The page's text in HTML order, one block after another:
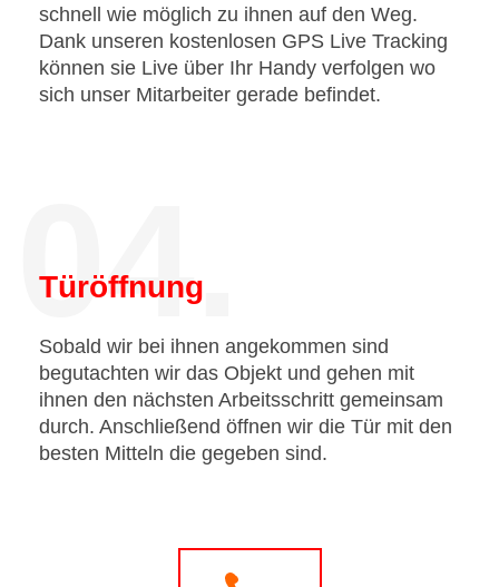
schnell wie möglich zu ihnen auf den Weg.
Dank unseren kostenlosen GPS Live Tracking
können sie Live über Ihr Handy verfolgen wo
sich unser Mitarbeiter gerade befindet.
04.
Türöffnung
Sobald wir bei ihnen angekommen sind
begutachten wir das Objekt und gehen mit
ihnen den nächsten Arbeitsschritt gemeinsam
durch. Anschließend öffnen wir die Tür mit den
besten Mitteln die gegeben sind.